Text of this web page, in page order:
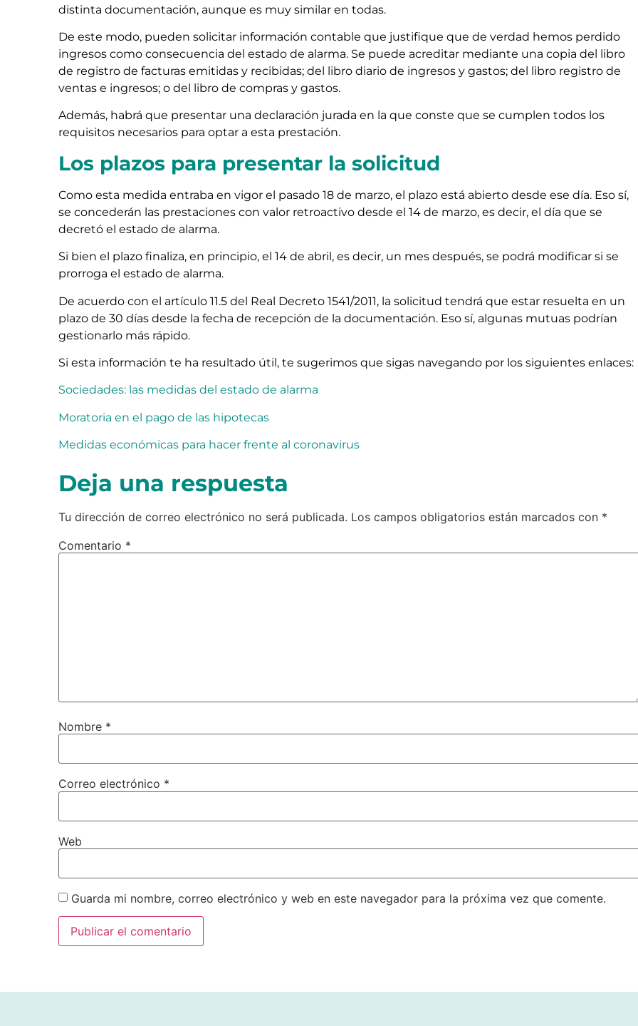
distinta documentación, aunque es muy similar en todas.
De este modo, pueden solicitar información contable que justifique que de verdad hemos perdido
ingresos como consecuencia del estado de alarma. Se puede acreditar mediante una copia del libro
de registro de facturas emitidas y recibidas; del libro diario de ingresos y gastos; del libro registro de
ventas e ingresos; o del libro de compras y gastos.
Además, habrá que presentar una declaración jurada en la que conste que se cumplen todos los
requisitos necesarios para optar a esta prestación.
Los plazos para presentar la solicitud
Como esta medida entraba en vigor el pasado 18 de marzo, el plazo está abierto desde ese día. Eso sí,
se concederán las prestaciones con valor retroactivo desde el 14 de marzo, es decir, el día que se
decretó el estado de alarma.
Si bien el plazo finaliza, en principio, el 14 de abril, es decir, un mes después, se podrá modificar si se
prorroga el estado de alarma.
De acuerdo con el artículo 11.5 del Real Decreto 1541/2011, la solicitud tendrá que estar resuelta en un
plazo de 30 días desde la fecha de recepción de la documentación. Eso sí, algunas mutuas podrían
gestionarlo más rápido.
Si esta información te ha resultado útil, te sugerimos que sigas navegando por los siguientes enlaces:
Sociedades: las medidas del estado de alarma
Moratoria en el pago de las hipotecas
Medidas económicas para hacer frente al coronavirus
Deja una respuesta
Tu dirección de correo electrónico no será publicada. Los campos obligatorios están marcados con *
Comentario *
Nombre *
Correo electrónico *
Web
Guarda mi nombre, correo electrónico y web en este navegador para la próxima vez que comente.